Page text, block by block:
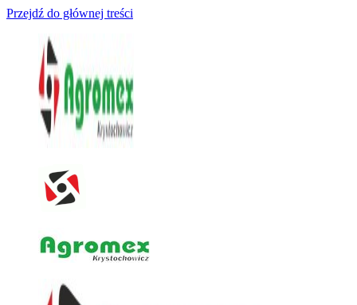
Przejdź do głównej treści